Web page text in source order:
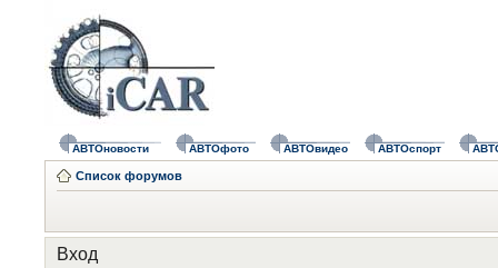
АВТОновости АВТОфото АВТОвидео АВТОспорт
Список форумов
Вход